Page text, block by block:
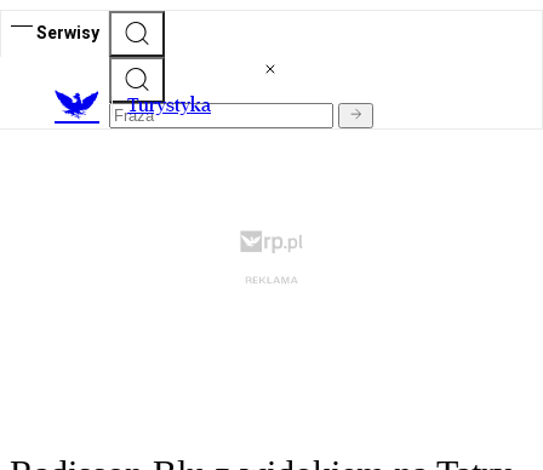
Serwisy
Turystyka